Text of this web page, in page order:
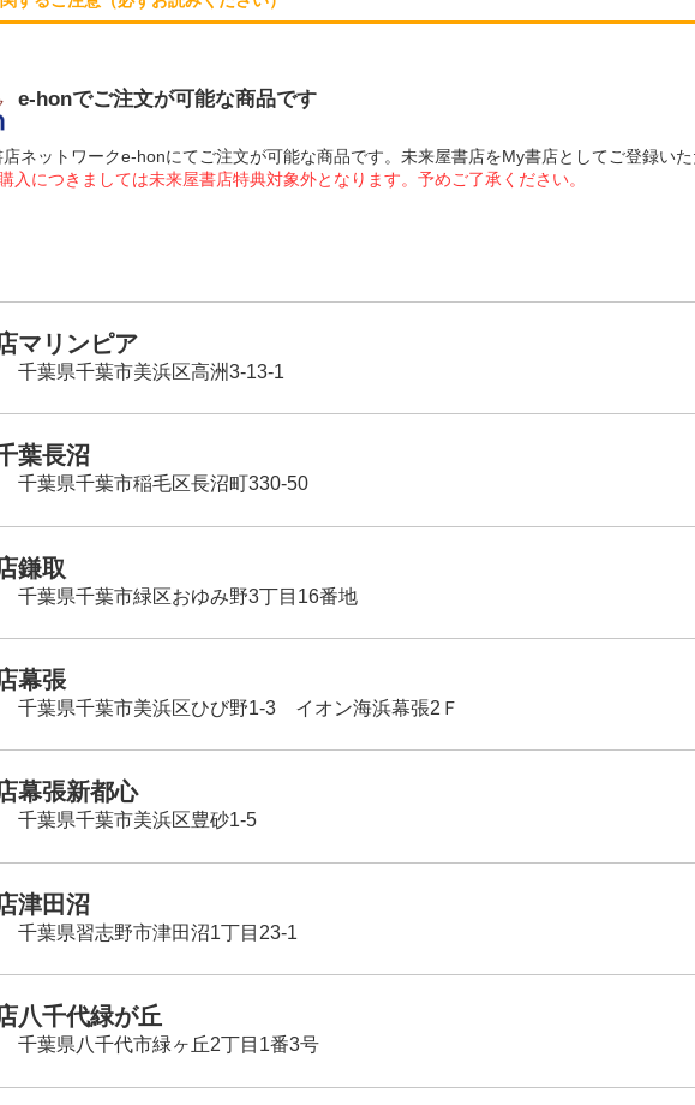
e-honでご注文が可能な商品です
ネットワークe-honにてご注文が可能な商品です。未来屋書店をMy書店としてご登録い
入につきましては未来屋書店特典対象外となります。予めご了承ください。
マリンピア
千葉県千葉市美浜区高洲3-13-1
葉長沼
千葉県千葉市稲毛区長沼町330-50
鎌取
千葉県千葉市緑区おゆみ野3丁目16番地
幕張
千葉県千葉市美浜区ひび野1-3 イオン海浜幕張2Ｆ
幕張新都心
千葉県千葉市美浜区豊砂1-5
津田沼
千葉県習志野市津田沼1丁目23-1
八千代緑が丘
千葉県八千代市緑ヶ丘2丁目1番3号